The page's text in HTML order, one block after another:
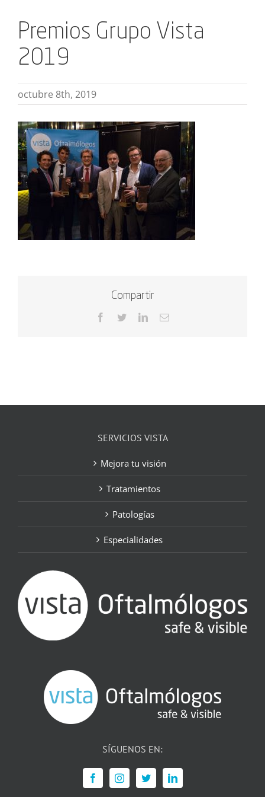
Premios Grupo Vista
2019
octubre 8th, 2019
Compartir
Facebook
TwitterLinkedInCorreo
SERVICIOS VISTA
Mejora tu visión
Tratamientos
Patologías
Especialidades
SÍGUENOS EN: